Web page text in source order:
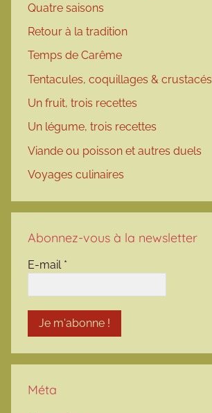
Quatre saisons
Retour à la tradition
Temps de Carême
Tentacules, coquillages & crustacés
Un fruit, trois recettes
Un légume, trois recettes
Viande ou poisson et autres duels
Voyages culinaires
Abonnez-vous à la newsletter
E-mail *
Méta